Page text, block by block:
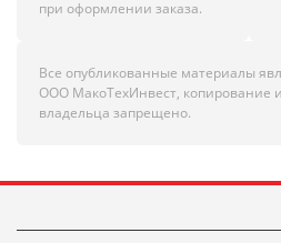
при оформлении заказа.
Все опубликованные материалы
ООО МакоТехИнвест, копирование
владельца запрещено.